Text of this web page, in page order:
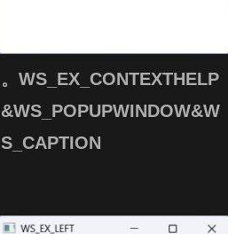
。WS_EX_CONTEXTHELP
&WS_POPUPWINDOW&W
S_CAPTION